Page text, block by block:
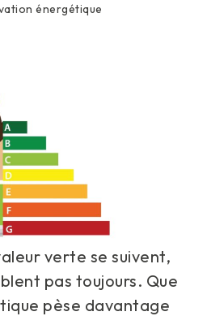
énergétique
verte se suivent,
pas toujours. Que
pèse davantage